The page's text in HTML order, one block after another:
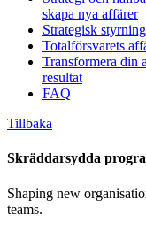
skapa nya affärer
Strategisk
Totalförsvarets
Transformera din
resultat
FAQ
Tillbaka
Skräddarsydda
Shaping new
teams.